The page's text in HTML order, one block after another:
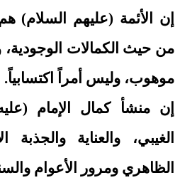
إن الأئمة (عليهم السلام)
من حيث الكمالات الوجودية،
موهوب، وليس أمراً اكتسابياً.
إن منشأ كمال الإمام
الغيبي، والعناية والجذبة
الظاهري ومرور الأعوام